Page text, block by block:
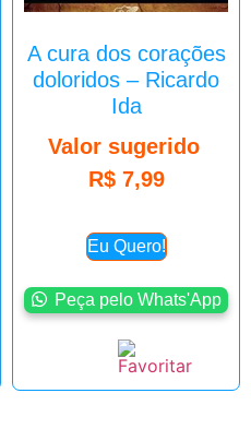
A cura dos corações
doloridos – Ricardo
Ida
Valor sugerido
R$7,99
Eu Quero!
Peça pelo Whats'App